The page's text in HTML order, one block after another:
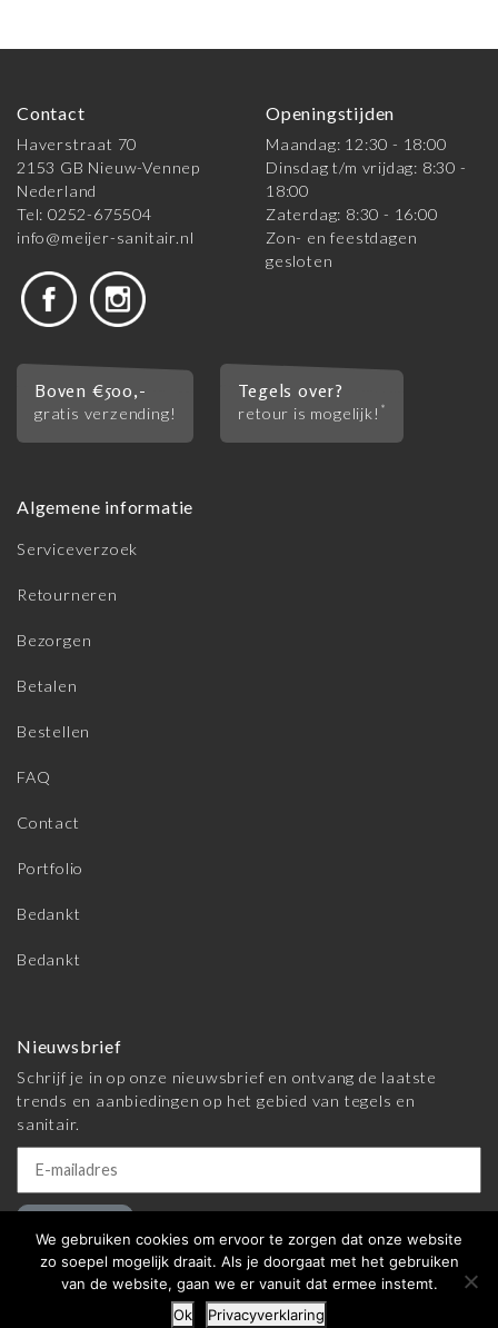
Contact
Haverstraat 70
2153 GB Nieuw-Vennep
Nederland
Tel: 0252-675504
info@meijer-sanitair.nl
Openingstijden
Maandag: 12:30 - 18:00
Dinsdag t/m vrijdag: 8:30 -
18:00
Zaterdag: 8:30 - 16:00
Zon- en feestdagen
gesloten
Boven €500,-
gratis verzending!
Tegels over?
retour is mogelijk! *
Algemene informatie
Serviceverzoek
Retourneren
Bezorgen
Betalen
Bestellen
FAQ
Contact
Portfolio
Bedankt
Bedankt
Nieuwsbrief
Schrijf je in op onze nieuwsbrief en ontvang de laatste
trends en aanbiedingen op het gebied van tegels en
sanitair.
© 2026 Meijer Tegels & Sanitair |Algemene voorwaarden
We gebruiken cookies om ervoor te zorgen dat onze website
zo soepel mogelijk draait. Als je doorgaat met het gebruiken
van de website, gaan we er vanuit dat ermee instemt.
Ok
Privacyverklaring